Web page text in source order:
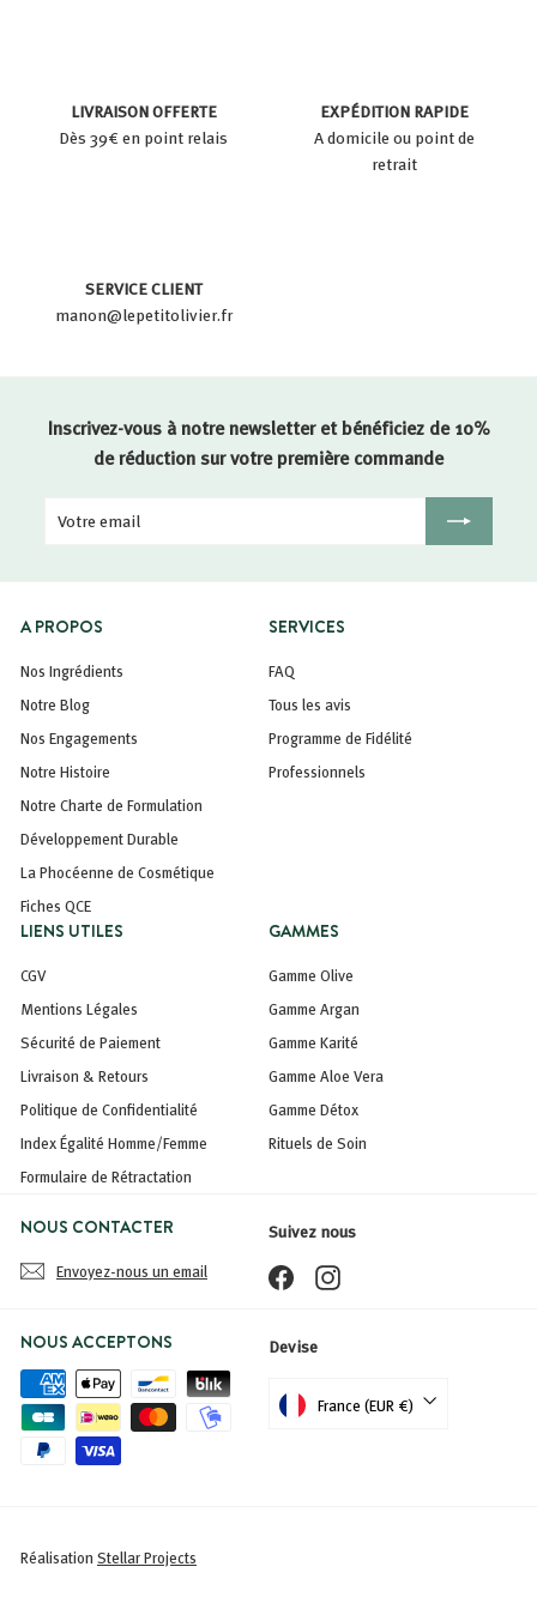
LIVRAISON OFFERTE
Dès 39€ en point relais
EXPÉDITION RAPIDE
A domicile ou point de
retrait
SERVICE CLIENT
manon@lepetitolivier.fr
Inscrivez-vous à notre newsletter et bénéficiez de 10%
de réduction sur votre première commande
Votre
Inscription
A PROPOS
Nos Ingrédients
Notre Blog
Nos Engagements
Notre Histoire
Notre Charte de Formulation
Développement Durable
La Phocéenne de Cosmétique
Fiches QCE
SERVICES
FAQ
Tous les avis
Programme de Fidélité
Professionnels
LIENS UTILES
CGV
Mentions Légales
Sécurité de Paiement
Livraison & Retours
Politique de Confidentialité
Index Égalité Homme/Femme
Formulaire de Rétractation
GAMMES
Gamme Olive
Gamme Argan
Gamme Karité
Gamme Aloe Vera
Gamme Détox
Rituels de Soin
NOUS CONTACTER
Envoyez-nous un email
Suivez nous
FacebookInstagram
NOUS ACCEPTONS Devise
France (EUR €)
Réalisation Stellar Projects